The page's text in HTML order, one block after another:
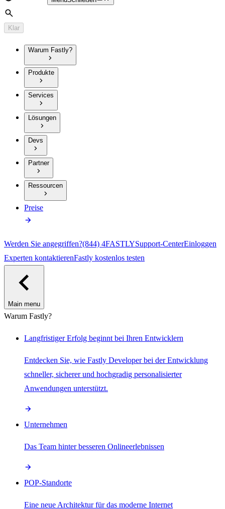
Suche
Klar
Warum Fastly?
Produkte
Services
Lösungen
Devs
Partner
Ressourcen
Preise
Werden Sie angegriffen?(844) 4FASTLYSupport-CenterEinloggen
Experten kontaktierenFastly kostenlos testen
Main menu
Warum Fastly?
Langfristiger Erfolg beginnt bei Ihren Entwicklern
Entdecken Sie, wie Fastly Developer bei der Entwicklung
schneller, sicherer und hochgradig personalisierter
Anwendungen unterstützt.
Unternehmen
Das Team hinter besseren Onlineerlebnissen
POP-Standorte
Eine neue Architektur für das moderne Internet